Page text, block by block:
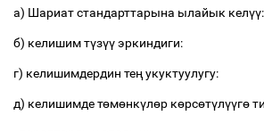
а) Шариатстандарттарына ылайык келүү:
б) келишимтүзүүэркиндиги:
г) келишимдердин тең укуктуулугу:
д) келишимдетөмөнкүлөр көрсөтүлүүгө